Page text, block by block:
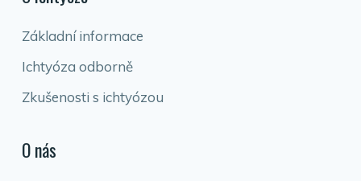
Základní informace
Ichtyóza odborně
Zkušenosti s ichtyózou
O nás